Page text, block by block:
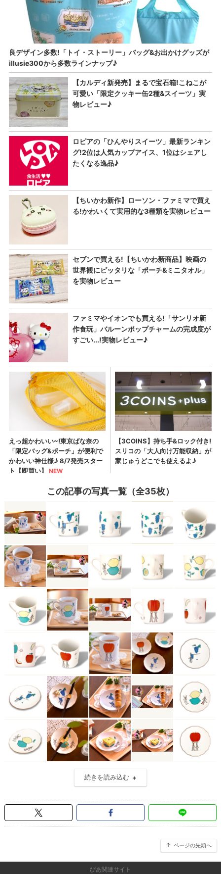
この記事の写真一覧（全35枚）
続きを読み込む
ページの先頭へ
ぴあ関連サイト